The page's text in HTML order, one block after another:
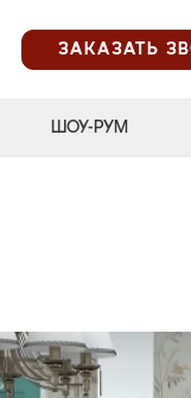
ЗАКАЗАТЬ
ШОУ-РУМ